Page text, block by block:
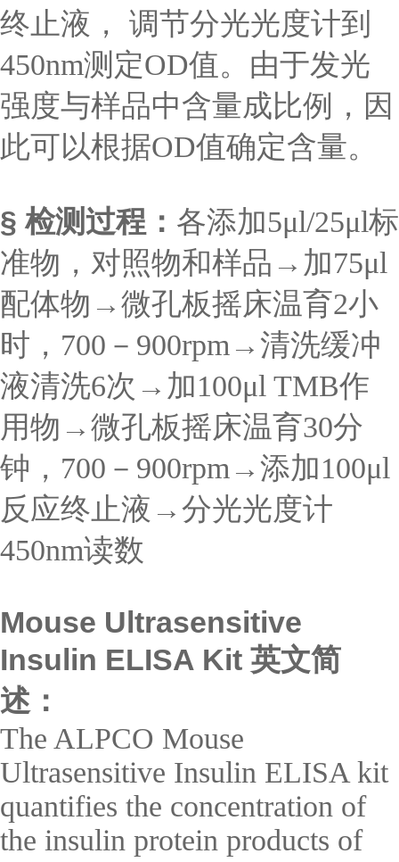
终止液， 调节分光光度计到
450nm测定OD值。由于发光
强度与样品中含量成比例，因
此可以根据OD值确定含量。
§ 检测过程： 各添加5μl/25μl标
准物，对照物和样品→加75μl
配体物→微孔板摇床温育2小
时，700－900rpm→清洗缓冲
液清洗6次→加100μl TMB作
用物→微孔板摇床温育30分
钟，700－900rpm→添加100μl
反应终止液→分光光度计
450nm读数
Mouse Ultrasensitive
Insulin ELISA Kit 英文简
述：
The ALPCO Mouse
Ultrasensitive Insulin ELISA kit
quantifies the concentration of
the insulin protein products of